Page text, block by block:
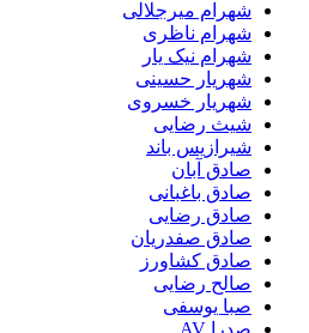
شهرام میرجلالی
شهرام ناظری
شهرام نیک یار
شهریار حسینی
شهریار خسروی
شیث رضایی
شیرازیس باند
صادق آبان
صادق باغبانی
صادق رضایی
صادق صفدریان
صادق کشاورز
صالح رضایی
صبا یوسفی
صدرا AV